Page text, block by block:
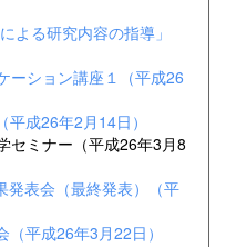
よる研究内容の指導」
ション講座１（平成26
成26年2月14日）
ミナー（平成26年3月8
発表会（最終発表）（平
平成26年3月22日）